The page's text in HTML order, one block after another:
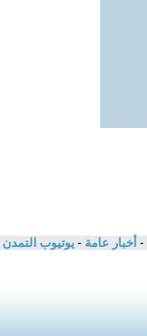
- أخبار عامة - يوتيوب التمدن